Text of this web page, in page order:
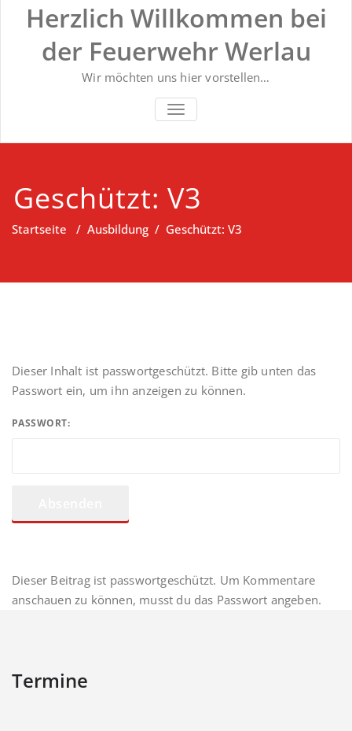
Herzlich Willkommen bei
der Feuerwehr Werlau
Wir möchten uns hier vorstellen…
NAVIGATION UMSCHALTEN
Geschützt: V3
Startseite / Ausbildung / Geschützt: V3
Dieser Inhalt ist passwortgeschützt. Bitte gib unten das
Passwort ein, um ihn anzeigen zu können.
PASSWORT:
Dieser Beitrag ist passwortgeschützt. Um Kommentare
anschauen zu können, musst du das Passwort angeben.
Termine